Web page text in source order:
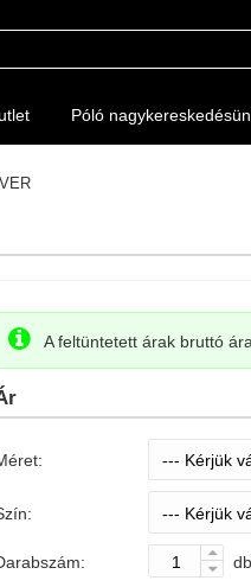
Póló
A feltüntetett árak bruttó
db